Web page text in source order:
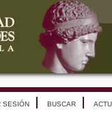
SESIÓN BUSCAR